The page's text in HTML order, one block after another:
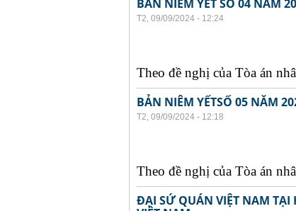
BẢN NIÊM YẾT SỐ 04 NĂM
T2, 09/09/2024 - 12:24
Theo đề nghị của Tòa án
BẢN NIÊM YẾTSỐ 05 NĂM
T2, 09/09/2024 - 12:18
Theo đề nghị của Tòa án
ĐẠI SỨ QUÁN VIỆT NAM TẠI